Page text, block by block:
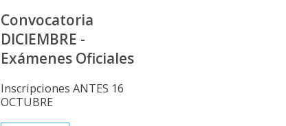
Convocatoria
DICIEMBRE -
Exámenes Oficiales
Inscripciones ANTES 16
OCTUBRE